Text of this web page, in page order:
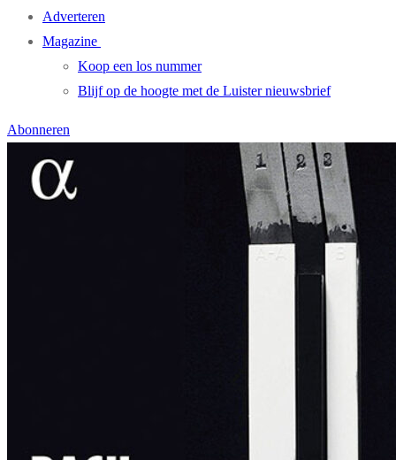
Adverteren
Magazine
Koop een los nummer
Blijf op de hoogte met de Luister nieuwsbrief
Abonneren